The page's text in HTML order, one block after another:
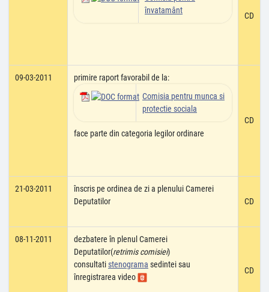
învatamânt
CD
09-03-2011
primire raport favorabil de la:
Comisia pentru munca si
protectie sociala
face parte din categoria legilor ordinare
CD
21-03-2011
înscris pe ordinea de zi a plenului Camerei
Deputatilor
CD
08-11-2011
dezbatere în plenul Camerei
Deputatilor(retrimis comisiei)
consultatistenograma sedintei sau
înregistrarea video
CD